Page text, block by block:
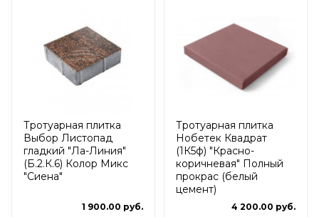
Тротуарная плитка
Выбор Листопад
гладкий "Ла-Линия"
(Б.2.К.6) Колор Микс
"Сиена"
1 900.00 руб.
Тротуарная плитка
Нобетек Квадрат
(1К5ф) "Красно-
коричневая" Полный
прокрас (белый
цемент)
4 200.00 руб.